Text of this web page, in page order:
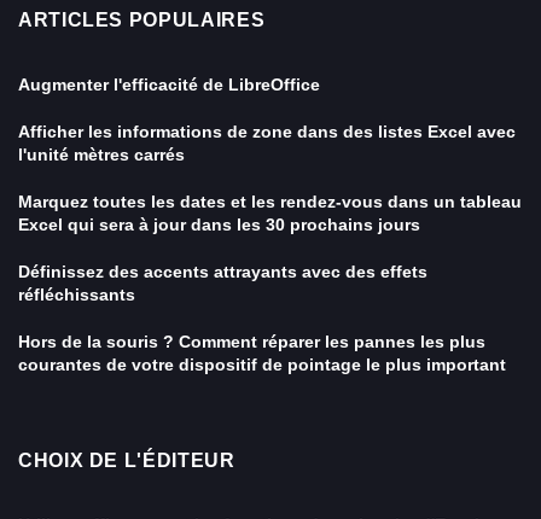
ARTICLES POPULAIRES
Augmenter l'efficacité de LibreOffice
Afficher les informations de zone dans des listes Excel avec
l'unité mètres carrés
Marquez toutes les dates et les rendez-vous dans un tableau
Excel qui sera à jour dans les 30 prochains jours
Définissez des accents attrayants avec des effets
réfléchissants
Hors de la souris ? Comment réparer les pannes les plus
courantes de votre dispositif de pointage le plus important
CHOIX DE L'ÉDITEUR